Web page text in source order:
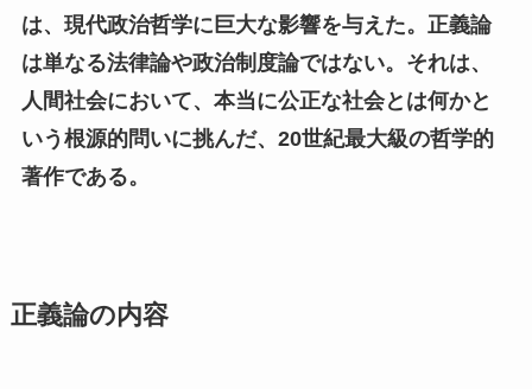
は、現代政治哲学に巨大な影響を与えた。正義論
は単なる法律論や政治制度論ではない。それは、
人間社会において、本当に公正な社会とは何かと
いう根源的問いに挑んだ、20世紀最大級の哲学的
著作である。
正義論の内容